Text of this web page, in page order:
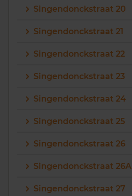
Singendonckstraat 20
Singendonckstraat 21
Singendonckstraat 22
Singendonckstraat 23
Singendonckstraat 24
Singendonckstraat 25
Singendonckstraat 26
Singendonckstraat 26A
Singendonckstraat 27